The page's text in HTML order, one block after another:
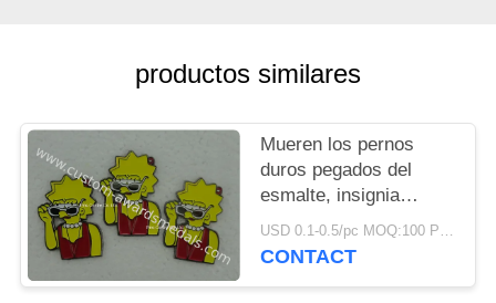
DEL
SITIO
PRIVACY
POLICY
productos similares
Mueren los pernos
duros pegados del
esmalte, insignia
material de cobre
amarillo de la
USD 0.1-0.5/pc MOQ:100 PC por diseño
CONTACT